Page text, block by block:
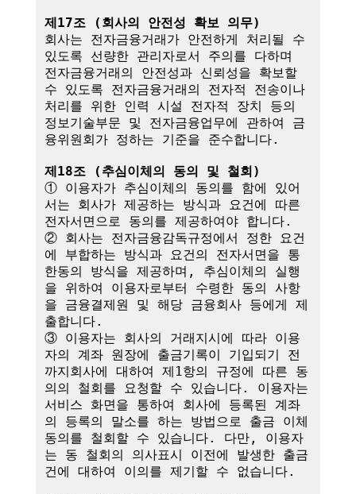
제17조 (회사의 안전성 확보 의무)
회사는 전자금융거래가 안전하게 처리될 수
있도록 선량한 관리자로서 주의를 다하며
전자금융거래의 안전성과 신뢰성을 확보할
수 있도록 전자금융거래의 전자적 전송이나
처리를 위한 인력 시설 전자적 장치 등의
정보기술부문 및 전자금융업무에 관하여 금
융위원회가 정하는 기준을 준수합니다.
제18조 (추심이체의 동의 및 철회)
① 이용자가 추심이체의 동의를 함에 있어
서는 회사가 제공하는 방식과 요건에 따른
전자서면으로 동의를 제공하여야 합니다.
② 회사는 전자금융감독규정에서 정한 요건
에 부합하는 방식과 요건의 전자서면을 통
한동의 방식을 제공하며, 추심이체의 실행
을 위하여 이용자로부터 수령한 동의 사항
을 금융결제원 및 해당 금융회사 등에게 제
출합니다.
③ 이용자는 회사의 거래지시에 따라 이용
자의 계좌 원장에 출금기록이 기입되기 전
까지회사에 대하여 제1항의 규정에 따른 동
의의 철회를 요청할 수 있습니다. 이용자는
서비스 화면을 통하여 회사에 등록된 계좌
의 등록의 말소를 하는 방법으로 출금 이체
동의를 철회할 수 있습니다. 다만, 이용자
는 동 철회의 의사표시 이전에 발생한 출금
건에 대하여 이의를 제기할 수 없습니다.